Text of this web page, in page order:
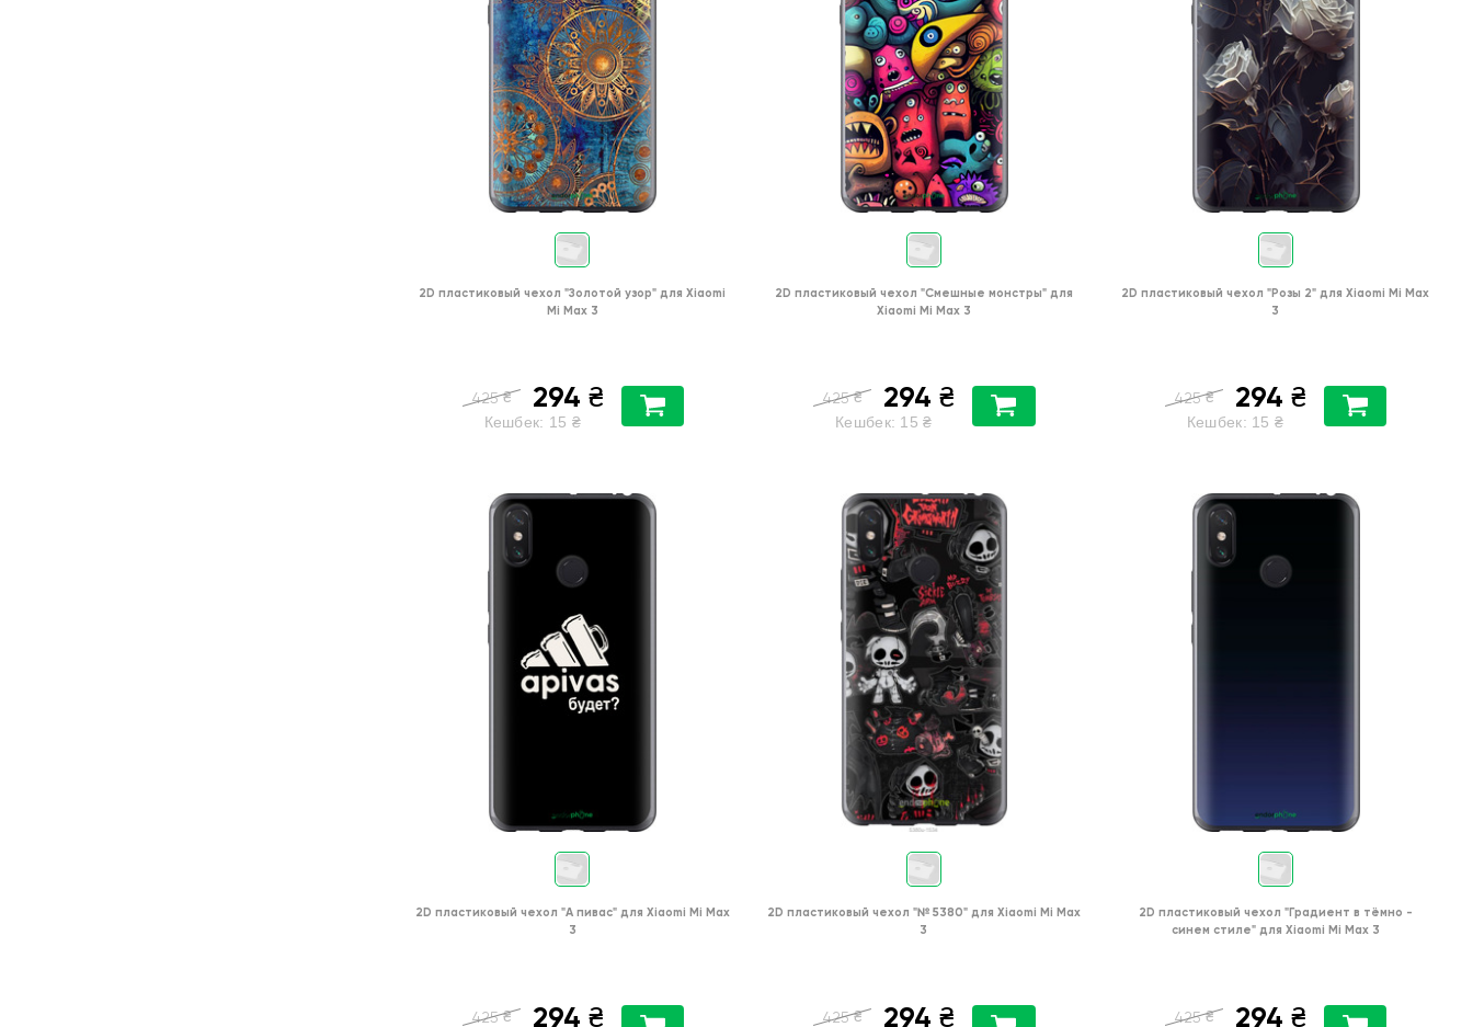
2D пластиковый чехол "Золотой узор" для Xiaomi
Mi Max 3
425 ₴ 294 ₴
Кешбек: 15 ₴
2D пластиковый чехол "Cмешные монстры" для
Xiaomi Mi Max 3
425 ₴ 294 ₴
Кешбек: 15 ₴
2D пластиковый чехол "Розы 2" для Xiaomi Mi Max
3
425 ₴ 294 ₴
Кешбек: 15 ₴
2D пластиковый чехол "А пивас" для Xiaomi Mi Max
3
425 ₴ 294 ₴
2D пластиковый чехол "№ 5380" для Xiaomi Mi Max
3
425 ₴ 294 ₴
2D пластиковый чехол "Градиент в тёмно -
синем стиле" для Xiaomi Mi Max 3
425 ₴ 294 ₴